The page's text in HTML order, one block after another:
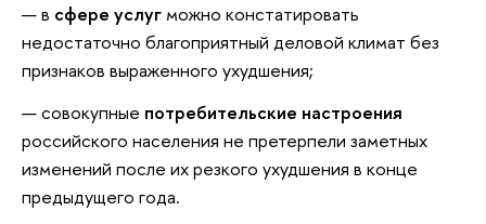
в сфере услуг можно констатировать
недостаточно благоприятный деловой климат без
признаков выраженного ухудшения;
совокупные потребительские настроения
российского населения не претерпели заметных
изменений после их резкого ухудшения в конце
предыдущего года.